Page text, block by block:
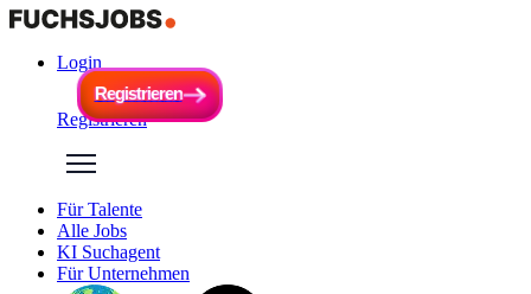
Login
Registrieren
Registrieren
Registrieren
Für Talente
Alle Jobs
KI Suchagent
Für Unternehmen